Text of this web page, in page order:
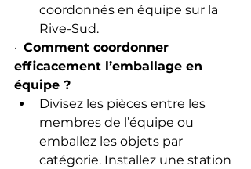
coordonnés en équipe sur la
Rive-Sud.
· Comment coordonner
efficacement l’emballage en
équipe ?
Divisez les pièces entre les
membres de l’équipe ou
emballez les objets par
catégorie. Installez une station